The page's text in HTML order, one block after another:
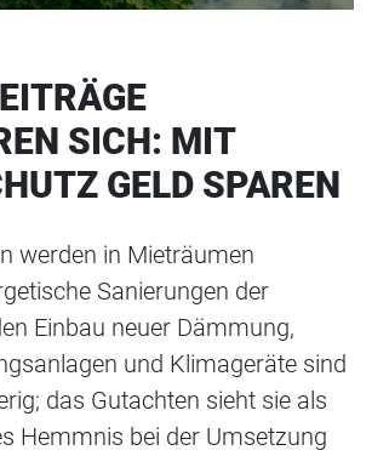
SICH: MIT
GELD SPAREN
werden in Mieträumen
Sanierungen der
Einbau neuer Dämmung,
und Klimageräte sind
das Gutachten sieht sie als
Hemmnis bei der Umsetzung